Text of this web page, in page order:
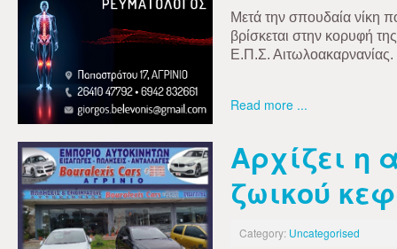
Μετά την σπουδαία νίκη
βρίσκεται στην κορυφή
Ε.Π.Σ. Αιτωλοακαρνανίας.
Read more ...
Αρχίζει η
ζωικού
Category: Uncategorised